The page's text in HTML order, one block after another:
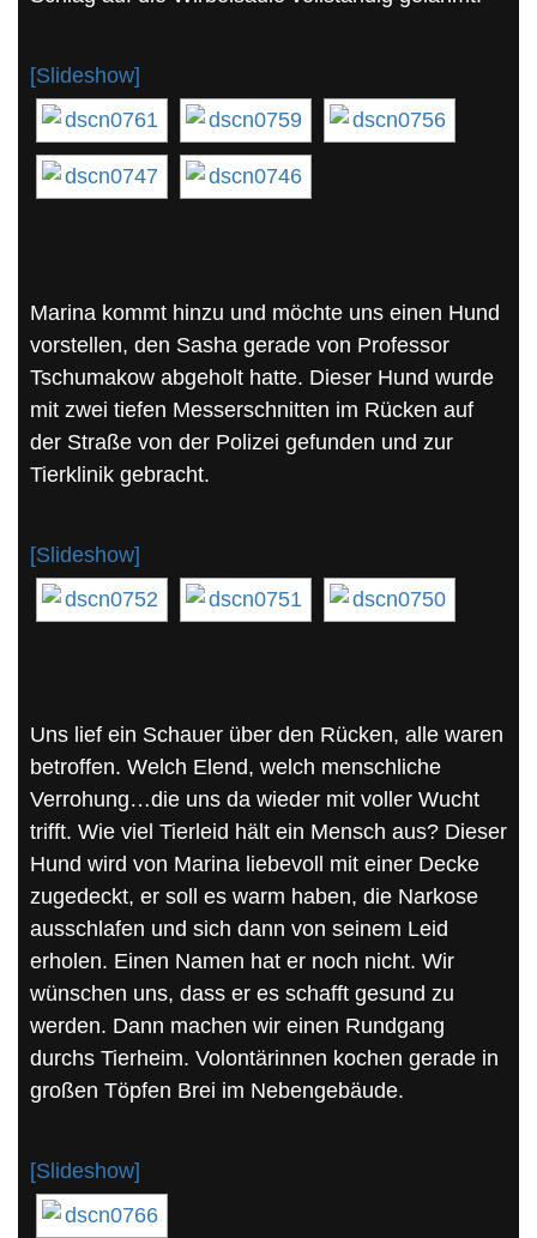
[Slideshow]
Marina kommt hinzu und möchte uns einen Hund
vorstellen, den Sasha gerade von Professor
Tschumakow abgeholt hatte. Dieser Hund wurde
mit zwei tiefen Messerschnitten im Rücken auf
der Straße von der Polizei gefunden und zur
Tierklinik gebracht.
[Slideshow]
Uns lief ein Schauer über den Rücken, alle waren
betroffen. Welch Elend, welch menschliche
Verrohung…die uns da wieder mit voller Wucht
trifft. Wie viel Tierleid hält ein Mensch aus? Dieser
Hund wird von Marina liebevoll mit einer Decke
zugedeckt, er soll es warm haben, die Narkose
ausschlafen und sich dann von seinem Leid
erholen. Einen Namen hat er noch nicht. Wir
wünschen uns, dass er es schafft gesund zu
werden. Dann machen wir einen Rundgang
durchs Tierheim. Volontärinnen kochen gerade in
großen Töpfen Brei im Nebengebäude.
[Slideshow]